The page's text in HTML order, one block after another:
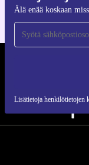
Älä enää koskaan
Lisätietoja henkilötietojen